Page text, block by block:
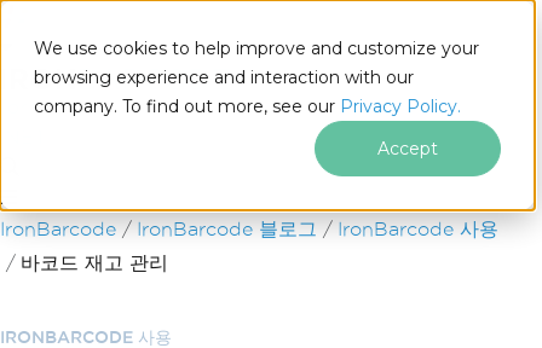
We use cookies to help improve and customize your
browsing experience and interaction with our
company. To find out more, see our Privacy Policy.
Accept
푸터 콘텐츠로 바로가기
IronBarcode IronBarcode 블로그
IronBarcode 사용
바코드 재고 관리
IRONBARCODE 사용